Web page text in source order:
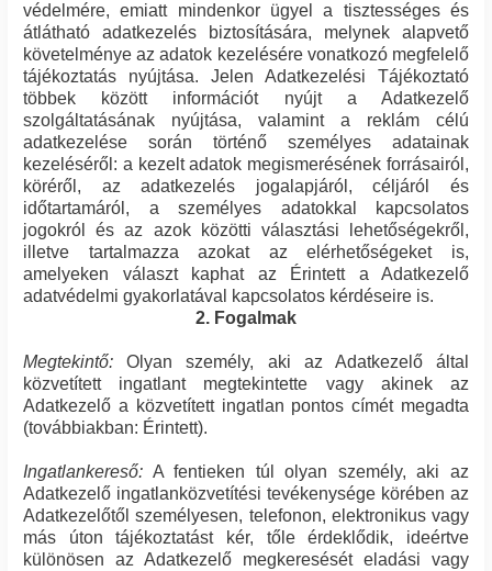
védelmére, emiatt mindenkor ügyel a tisztességes és
átlátható adatkezelés biztosítására, melynek alapvető
követelménye az adatok kezelésére vonatkozó megfelelő
tájékoztatás nyújtása. Jelen Adatkezelési Tájékoztató
többek között információt nyújt a Adatkezelő
szolgáltatásának nyújtása, valamint a reklám célú
adatkezelése során történő személyes adatainak
kezeléséről: a kezelt adatok megismerésének forrásairól,
köréről, az adatkezelés jogalapjáról, céljáról és
időtartamáról, a személyes adatokkal kapcsolatos
jogokról és az azok közötti választási lehetőségekről,
illetve tartalmazza azokat az elérhetőségeket is,
amelyeken választ kaphat az Érintett a Adatkezelő
adatvédelmi gyakorlatával kapcsolatos kérdéseire is.
2. Fogalmak
Megtekintő: Olyan személy, aki az Adatkezelő által
közvetített ingatlant megtekintette vagy akinek az
Adatkezelő a közvetített ingatlan pontos címét megadta
(továbbiakban: Érintett).
Ingatlankereső: A fentieken túl olyan személy, aki az
Adatkezelő ingatlanközvetítési tevékenysége körében az
Adatkezelőtől személyesen, telefonon, elektronikus vagy
más úton tájékoztatást kér, tőle érdeklődik, ideértve
különösen az Adatkezelő megkeresését eladási vagy